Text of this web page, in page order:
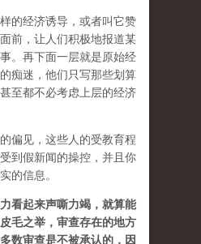
的经济诱导，或者叫它赞
前，让人们积极地报道某
。再下面一层就是原始经
痴迷，他们只写那些划算
至都不必考虑上层的经济
偏见，这些人的受教育程
到假新闻的操控，并且你
的信息。
看起来声嘶力竭，就算能
毛之举，审查存在的地方
数审查是不被承认的，因